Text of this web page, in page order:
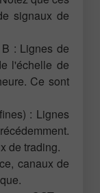
signaux de
: Lignes de
l'échelle de
Ce sont
: Lignes
de trading.
canaux de